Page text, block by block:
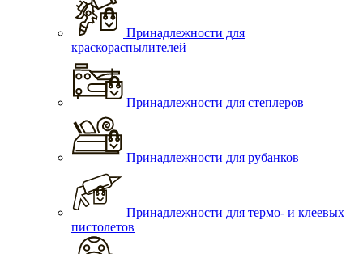
Принадлежности для
краскораспылителей
Принадлежности для степлеров
Принадлежности для рубанков
Принадлежности для термо- и клеевых
пистолетов